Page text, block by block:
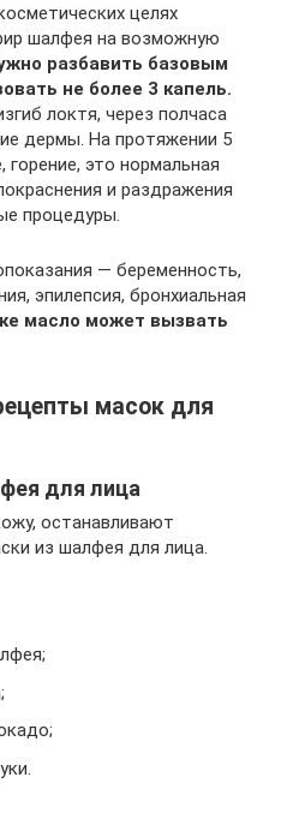
целях
шалфея на возможную
разбавить базовым
не более 3 капель.
локтя, через полчаса
дермы. На протяжении 5
это нормальная
и раздражения
процедуры.
— беременность,
эпилепсия, бронхиальная
масло может вызвать
масок для
для лица
останавливают
из шалфея для лица.